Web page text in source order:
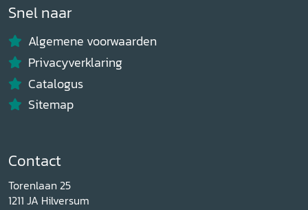
Snel naar
Algemene voorwaarden
Privacyverklaring
Catalogus
Sitemap
Contact
Torenlaan 25
1211 JA Hilversum